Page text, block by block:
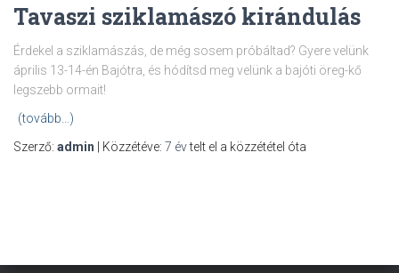
Tavaszi sziklamászó kirándulás
Érdekel a sziklamászás, de még sosem próbáltad? Gyere velünk
április 13-14-én Bajótra, és hódítsd meg velünk a bajóti öreg-kő
legszebb ormait!
(tovább…)
Szerző: admin | Közzétéve: 7 évtelt el a közzététel óta